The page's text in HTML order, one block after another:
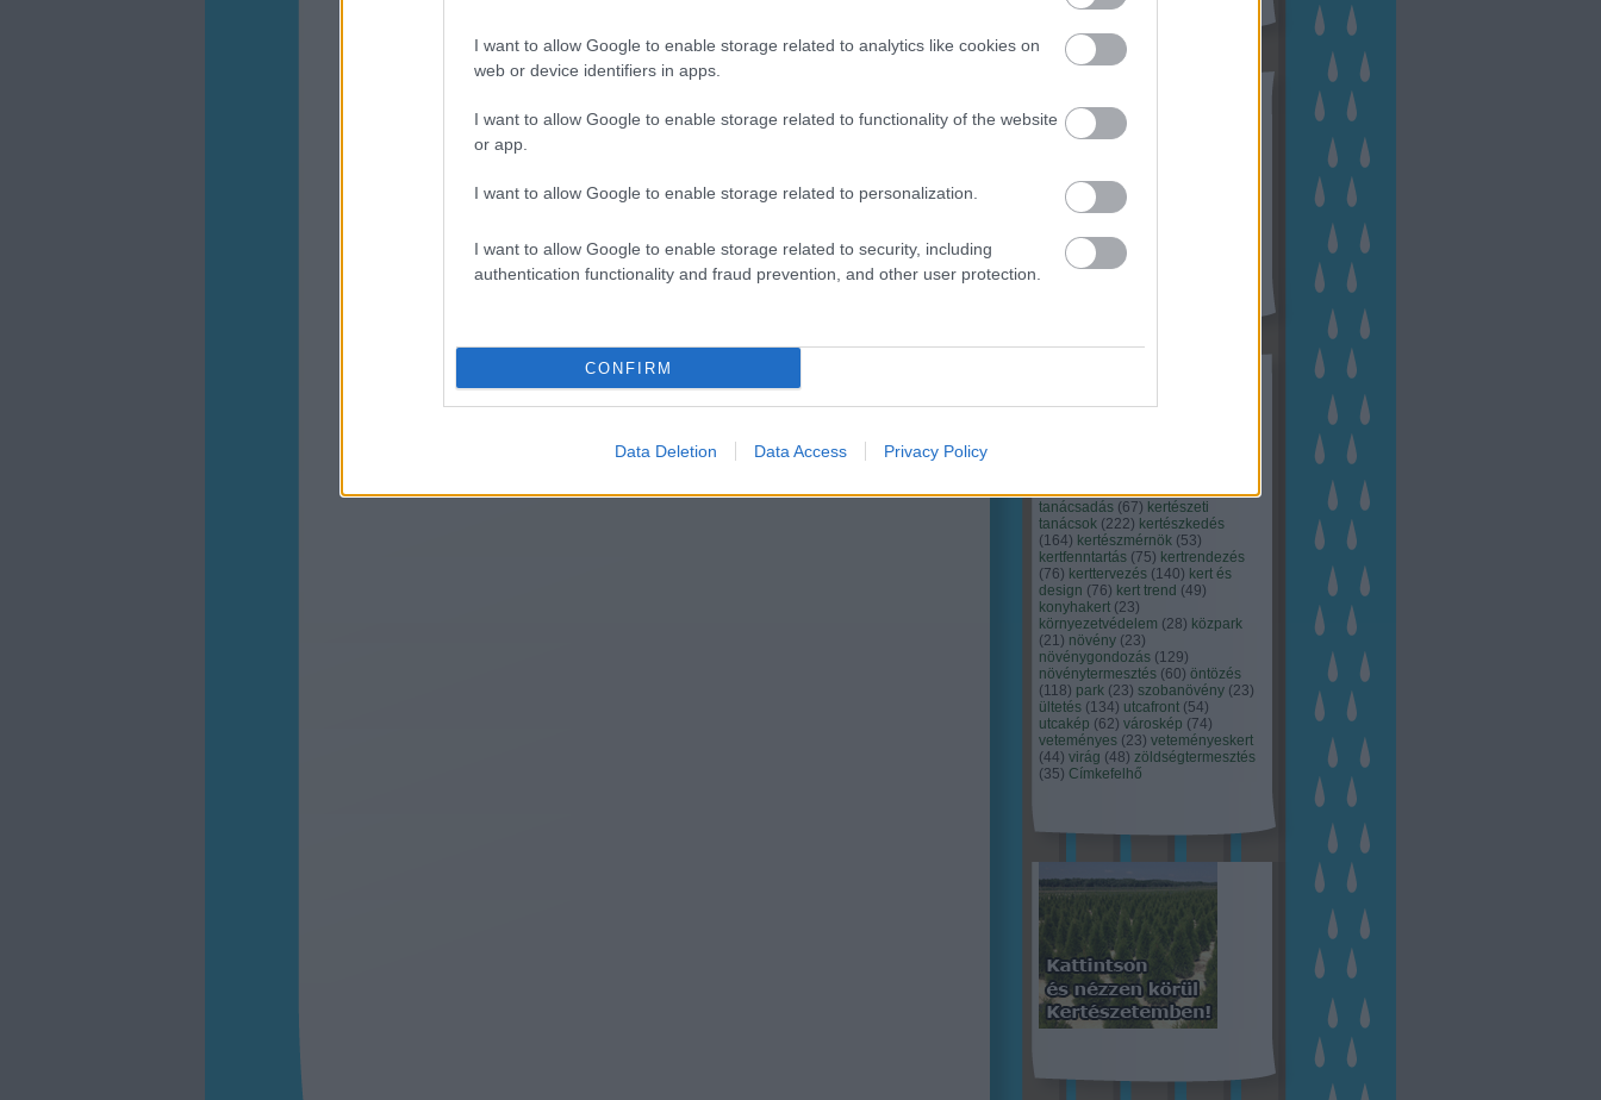
I want to allow Google to enable storage related to analytics like cookies on
web or device identifiers in apps.
I want to allow Google to enable storage related to functionality of the website
or app.
I want to allow Google to enable storage related to personalization.
I want to allow Google to enable storage related to security, including
authentication functionality and fraud prevention, and other user protection.
CONFIRM
Data Deletion Data Access Privacy Policy
Budapest (45) dísznövény
(126) kertészet (118) kertészeti
tanácsadás (67) kertészeti
tanácsok (222) kertészkedés
(164) kertészmérnök (53)
kertfenntartás (75) kertrendezés
(76) kerttervezés (140) kert és
design (76) kert trend (49)
konyhakert (23)
környezetvédelem (28) közpark
(21) növény (23)
növénygondozás (129)
növénytermesztés (60) öntözés
(118) park (23) szobanövény (23)
ültetés (134) utcafront (54)
utcakép (62) városkép (74)
veteményes (23) veteményeskert
(44) virág (48) zöldségtermesztés
(35) Címkefelhő